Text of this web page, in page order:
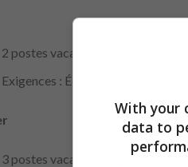
2 postes vacants, exclusivement
Exigences : École Secondaire
3 postes vacants
With your
data to